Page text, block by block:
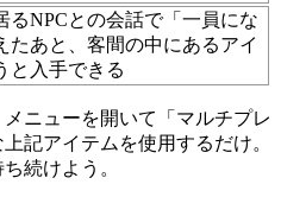
るNPCとの会話で「一員にな
たあと、客間の中にあるアイ
と入手できる
ニューを開いて「マルチプレ
記アイテムを使用するだけ。
続けよう。